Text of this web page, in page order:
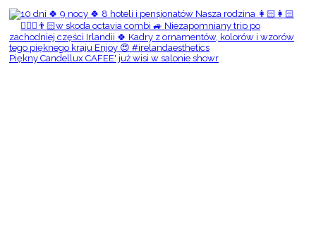
Piękny Candellux CAFEE' już wisi w salonie showr